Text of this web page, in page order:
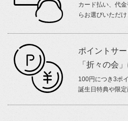
カード払い、代
らお選びいただけ
ポイントサー
「折々の会
100円につき3ポ
誕生日特典や限定